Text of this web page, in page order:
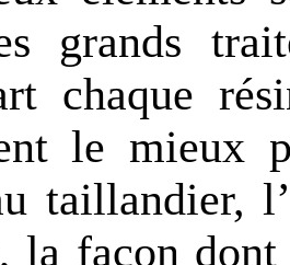
grands
chaque
le mieux
taillandier,
la façon